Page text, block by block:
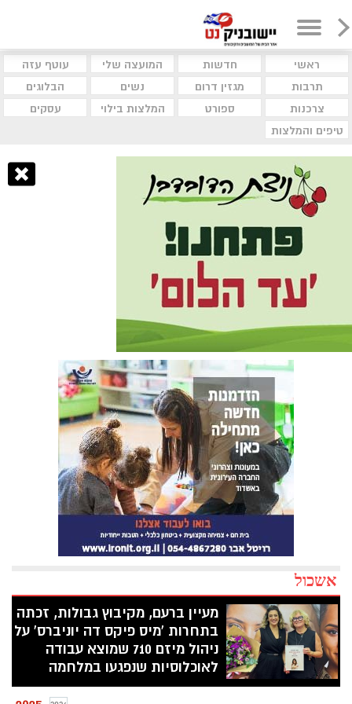
ראשי חדשות המועצה שלי
עוטף עזה
תרבות
מגזין דרום נשים
הבלוגים
צרכנות
ספורט המלצות בילוי
עסקים
טיפים והמלצות
אשכול
מעיין ברעם, מקיבוץ גבולות, זכתה
בתחרות 'מיס פיקס דה יוניברס' על
ניהול מיזם 710 שמוצא עבודה
לאוכלוסיות שנפגעו במלחמה
מעיין ברעם תושבת קיבוץ גבולות הוכרזה